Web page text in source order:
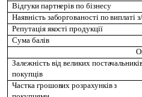
Відгуки партнерів по бізнесу
Наявність заборгованості по виплаті
Репутація якості продукції
Сума балів
Залежність від великих
покупців
Частка грошових розрахунків з